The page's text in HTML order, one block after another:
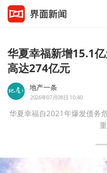
华夏幸福新增15.1
高达274亿元
地产一条
2026年07月08日 10:40
华夏幸福自2021年爆发债务
重